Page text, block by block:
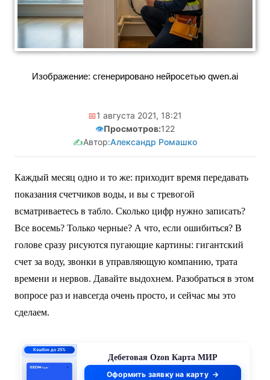
Изображение: сгенерировано нейросетью qwen.ai
📅1 августа 2021, 18:21
👁️Просмотров:122
✍️Автор:Александр Ромашко
Каждый месяц одно и то же: приходит время передавать
показания счетчиков воды, и вы с тревогой
всматриваетесь в табло. Сколько цифр нужно записать?
Все восемь? Только черные? А что, если ошибиться? В
голове сразу рисуются пугающие картины: гигантский
счет за воду, звонки в управляющую компанию, трата
времени и нервов. Давайте выдохнем. Разобраться в этом
вопросе раз и навсегда очень просто, и сейчас мы это
сделаем.
0% до 140 дней
Кредитная Ozon Карта
Оформить заявку на карту